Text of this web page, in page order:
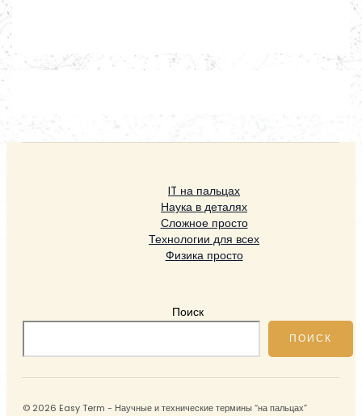
IT на пальцах
Наука в деталях
Сложное просто
Технологии для всех
Физика просто
Поиск
ПОИСК
© 2026 Easy Term - Научные и технические термины “на пальцах”